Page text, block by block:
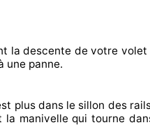
la descente de votre volet
une panne.
plus dans le sillon des
la manivelle qui tourne